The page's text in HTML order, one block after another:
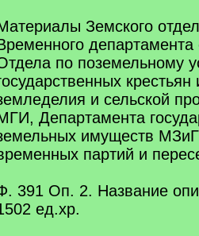
Земского
по поземельному
и сельской
Департамента
имуществ
партий и
391 Оп. 2. Название
eд.xр.